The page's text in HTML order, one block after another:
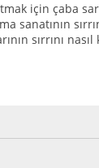
için çaba
sanatının
sırrını